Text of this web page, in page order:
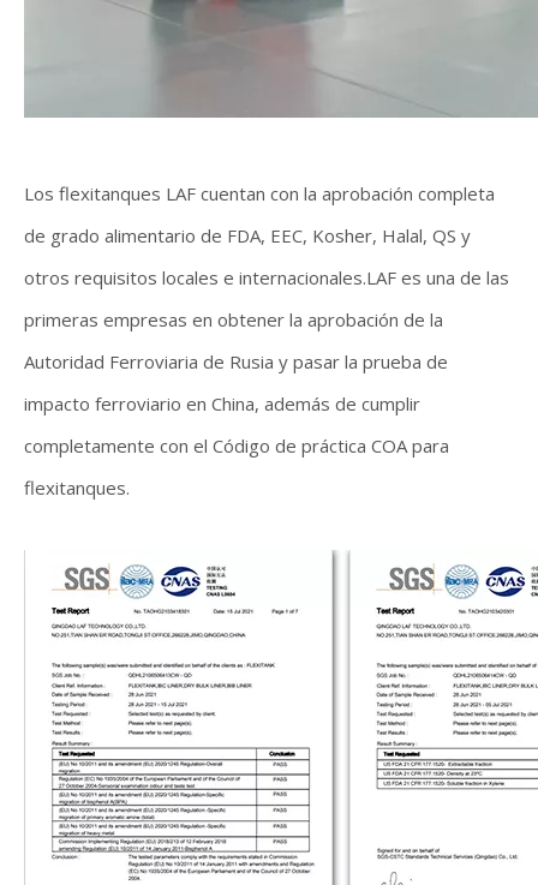
Los flexitanques LAF cuentan con la aprobación completa
de grado alimentario de FDA, EEC, Kosher, Halal, QS y
otros requisitos locales e internacionales.LAF es una de las
primeras empresas en obtener la aprobación de la
Autoridad Ferroviaria de Rusia y pasar la prueba de
impacto ferroviario en China, además de cumplir
completamente con el Código de práctica COA para
flexitanques.